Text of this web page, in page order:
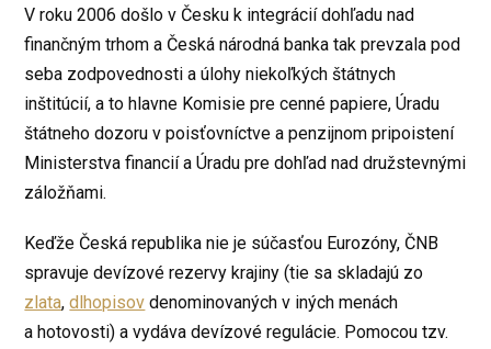
V roku 2006 došlo v Česku k integrácií dohľadu nad
finančným trhom a Česká národná banka tak prevzala pod
seba zodpovednosti a úlohy niekoľkých štátnych
inštitúcií, a to hlavne Komisie pre cenné papiere, Úradu
štátneho dozoru v poisťovníctve a penzijnom pripoistení
Ministerstva financií a Úradu pre dohľad nad družstevnými
záložňami.
Keďže Česká republika nie je súčasťou Eurozóny, ČNB
spravuje devízové rezervy krajiny (tie sa skladajú zo
zlata,dlhopisov denominovaných v iných menách
a hotovosti) a vydáva devízové regulácie. Pomocou tzv.